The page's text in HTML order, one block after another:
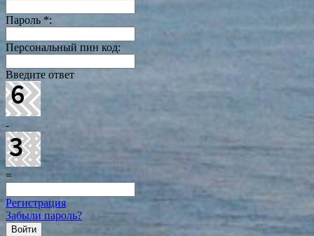
Пароль *:
Персональный пин код:
Введите ответ
-
=
Регистрация
Забыли пароль?